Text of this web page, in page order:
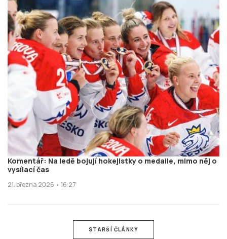
Komentář: Na ledě bojují hokejistky o medaile, mimo něj o
vysílací čas
21. března 2026 • 16:27
STARŠÍ ČLÁNKY